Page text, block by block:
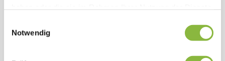
Notwendig
ermöglicht, den Mähkopf in jede Position zu bewegen –